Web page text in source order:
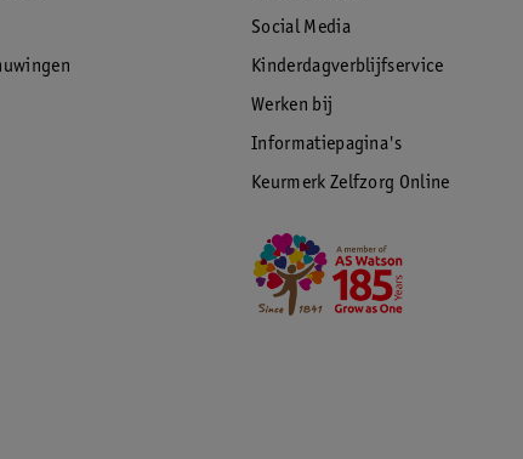
Social Media
Kinderdagverblijfservice
Werken bij
Informatiepagina's
Keurmerk Zelfzorg Online